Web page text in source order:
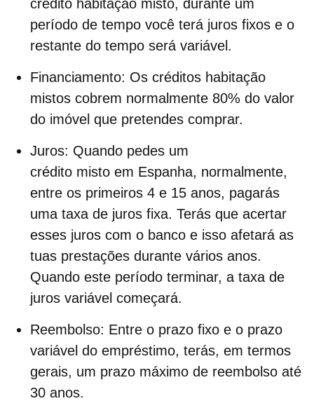
crédito habitação misto, durante um
período de tempo você terá juros fixos e o
restante do tempo será variável.
Financiamento: Os créditos habitação
mistos cobrem normalmente 80% do valor
do imóvel que pretendes comprar.
Juros: Quando pedes um
crédito misto em Espanha, normalmente,
entre os primeiros 4 e 15 anos, pagarás
uma taxa de juros fixa. Terás que acertar
esses juros com o banco e isso afetará as
tuas prestações durante vários anos.
Quando este período terminar, a taxa de
juros variável começará.
Reembolso: Entre o prazo fixo e o prazo
variável do empréstimo, terás, em termos
gerais, um prazo máximo de reembolso até
30 anos.